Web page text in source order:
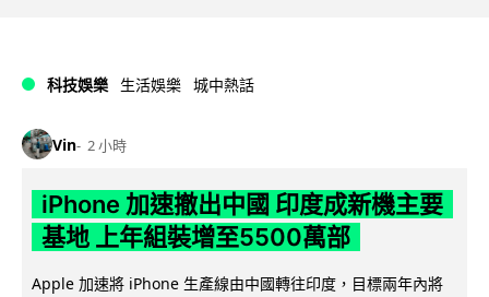
科技娛樂 生活娛樂 城中熱話
Vin 2 小時
iPhone 加速撤出中國 印度成新機主要
基地 上年組裝增至5500萬部
Apple 加速將 iPhone 生產線由中國轉往印度，目標兩年內將